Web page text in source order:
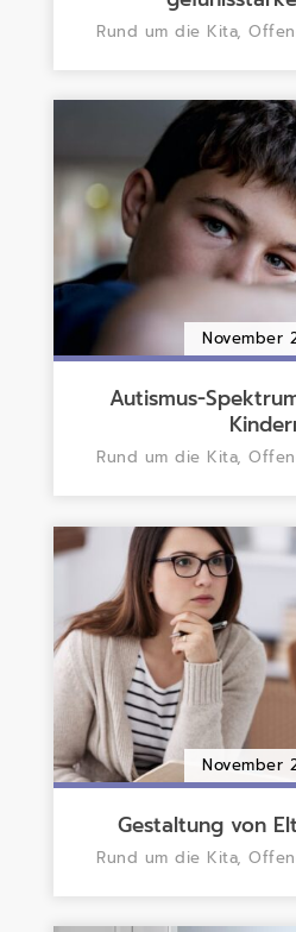
Rund um die Kita,
November
Autismus-
Rund um die Kita,
November
Gestaltung von
Rund um die Kita,